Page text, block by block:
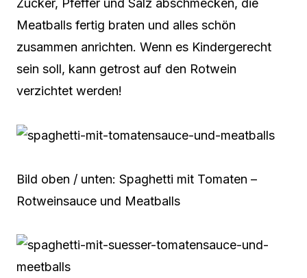
Zucker, Pfeffer und Salz abschmecken, die
Meatballs fertig braten und alles schön
zusammen anrichten. Wenn es Kindergerecht
sein soll, kann getrost auf den Rotwein
verzichtet werden!
Bild oben / unten: Spaghetti mit Tomaten –
Rotweinsauce und Meatballs